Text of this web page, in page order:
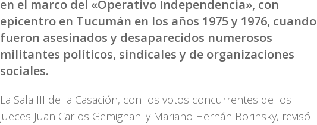
en el marco del «Operativo Independencia», con
epicentro en Tucumán en los años 1975 y 1976, cuando
fueron asesinados y desaparecidos numerosos
militantes políticos, sindicales y de organizaciones
sociales.
La Sala III de la Casación, con los votos concurrentes de los
jueces Juan Carlos Gemignani y Mariano Hernán Borinsky, revisó